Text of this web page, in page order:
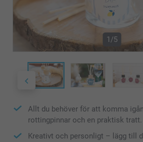
1/5
Allt du behöver för att komma
rottingpinnar och en praktisk tratt.
Kreativt och personligt – lägg till